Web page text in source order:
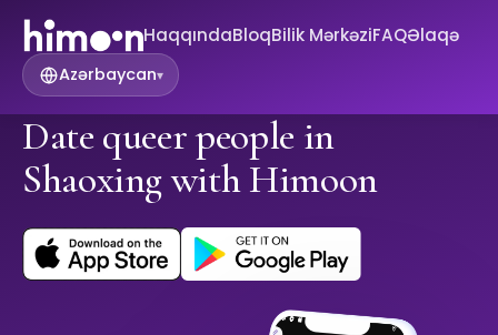
HaqqındaBloqBilik MərkəziFAQƏlaqə
Azərbaycan▾
Date queer people in
Shaoxing with Himoon